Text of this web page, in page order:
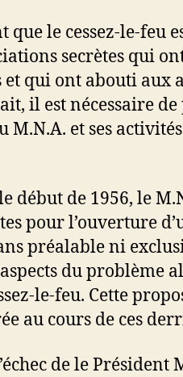
que le cessez-le-feu
secrètes qui
et qui ont abouti aux
il est nécessaire
M.N.A. et ses
début de 1956, le
pour l’ouverture
préalable ni
du problème
le-feu. Cette
au cours de ces
de le Président